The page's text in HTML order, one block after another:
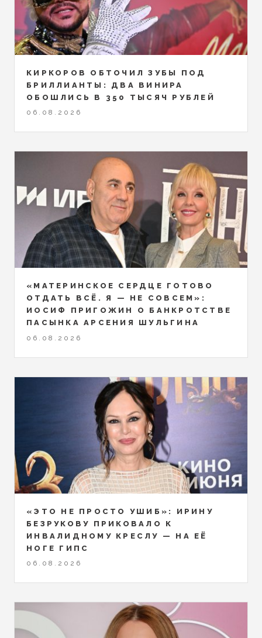
КИРКОРОВ ОБТОЧИЛ ЗУБЫ ПОД
БРИЛЛИАНТЫ: ДВА ВИНИРА
ОБОШЛИСЬ В 350 ТЫСЯЧ РУБЛЕЙ
06.08.2026
«МАТЕРИНСКОЕ СЕРДЦЕ ГОТОВО
ОТДАТЬ ВСЁ. Я — НЕ СОВСЕМ»:
ИОСИФ ПРИГОЖИН О БАНКРОТСТВЕ
ПАСЫНКА АРСЕНИЯ ШУЛЬГИНА
06.08.2026
«ЭТО НЕ ПРОСТО УШИБ»: ИРИНУ
БЕЗРУКОВУ ПРИКОВАЛО К
ИНВАЛИДНОМУ КРЕСЛУ — НА ЕЁ
НОГЕ ГИПС
06.08.2026